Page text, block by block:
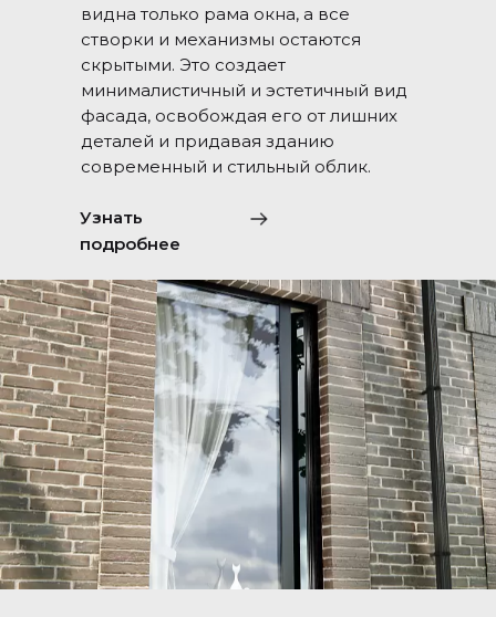
видна только рама окна, а все
створки и механизмы остаются
скрытыми. Это создает
минималистичный и эстетичный вид
фасада, освобождая его от лишних
деталей и придавая зданию
современный и стильный облик.
Узнать
подробнее